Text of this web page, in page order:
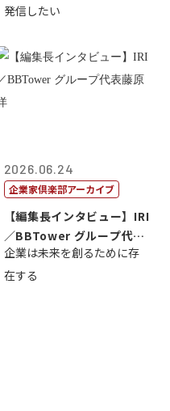
発信したい
2026.06.24
企業家倶楽部アーカイブ
【編集長インタビュー】IRI
／BBTower グループ代表
藤...
企業は未来を創るために存
在する